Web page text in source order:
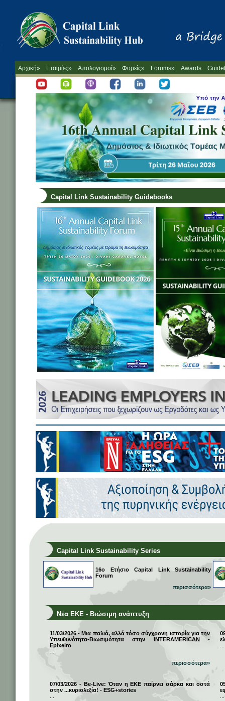
Αρχική» Εταιρίες» Απολογισμοί» Φορείς» Forums» Awards
Capital Link Sustainability Guidebooks
Capital Link Sustainability Series
16ο Ετήσιο Capital Link Sustainability
Forum
περισσότερα»
Νέα ΕΚΕ - Βιώσιμη ανάπτυξη
11/03/2026 - Μια παλιά, αλλά τόσο σύγχρονη ιστορία για την
Υπευθυνότητα-Βιωσιμότητα στην INTERAMERICAN -
Epixeiro
περισσότερα»
07/03/2026 - Be-Live: Όταν η ΕΚΕ παίρνει σάρκα και οστά
στην ...κυριολεξία! - ESG+stories